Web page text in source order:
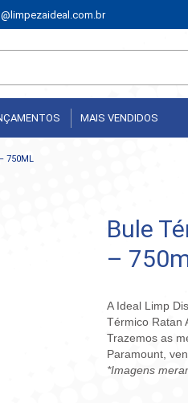
MAIS VENDIDOS
750ML
Bule
–
A Ideal Limp
Térmico Ratan
Trazemos as
Paramount,
*Imagens